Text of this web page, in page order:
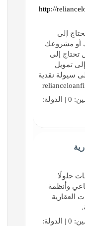
http://
إلى
أو مشروعك
تحتاج إلى
تمويل
سيولة نقدية
حلولًا
وأنظمة
العقارية